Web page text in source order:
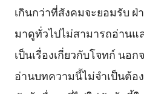
เกินกว่าที่สังคมจะยอมรับ ฝ่
มาดูทั่วไปไม่สามารถอ่านแ
เป็นเรื่องเกี่ยวกับโจทก์ นอ
อ่านบทความนี้ไม่จำเป็นต้